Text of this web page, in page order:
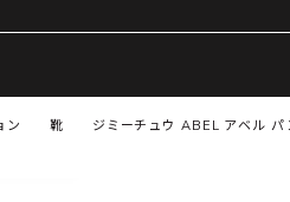
ジミーチュウ ABEL アベル パ
ン 靴